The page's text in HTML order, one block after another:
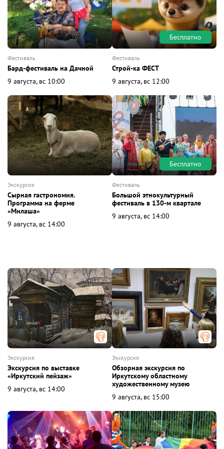
фестиваль
Бард-фестиваль на Дачной
9 августа, вс 10:00
Бесплатно
фестиваль
Строй-ка ФЕСТ
9 августа, вс 12:00
экскурсия
Сырная гастрономия.
Программа на ферме
«Милаша»
9 августа, вс 14:00
Бесплатно
фестиваль
Большой этнокультурный
фестиваль в 130-м квартале
9 августа, вс 14:00
экскурсия
Экскурсия по выставке
«Иркутский пейзаж»
9 августа, вс 14:00
экскурсия
Обзорная экскурсия по
Иркутскому областному
художественному музею
9 августа, вс 15:00